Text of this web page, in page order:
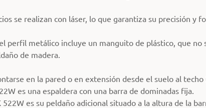
se realizan con láser, lo que garantiza su precisión y
perfil metálico incluye un manguito de plástico, que no
de madera.
en la pared o en extensión desde el suelo al
es una espaldera con una barra de dominadas fija.
522W es su peldaño adicional situado a la altura de la